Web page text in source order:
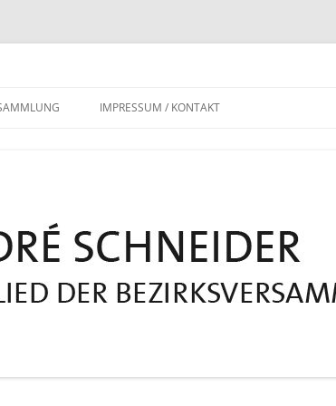
IMPRESSUM / KONTAKT